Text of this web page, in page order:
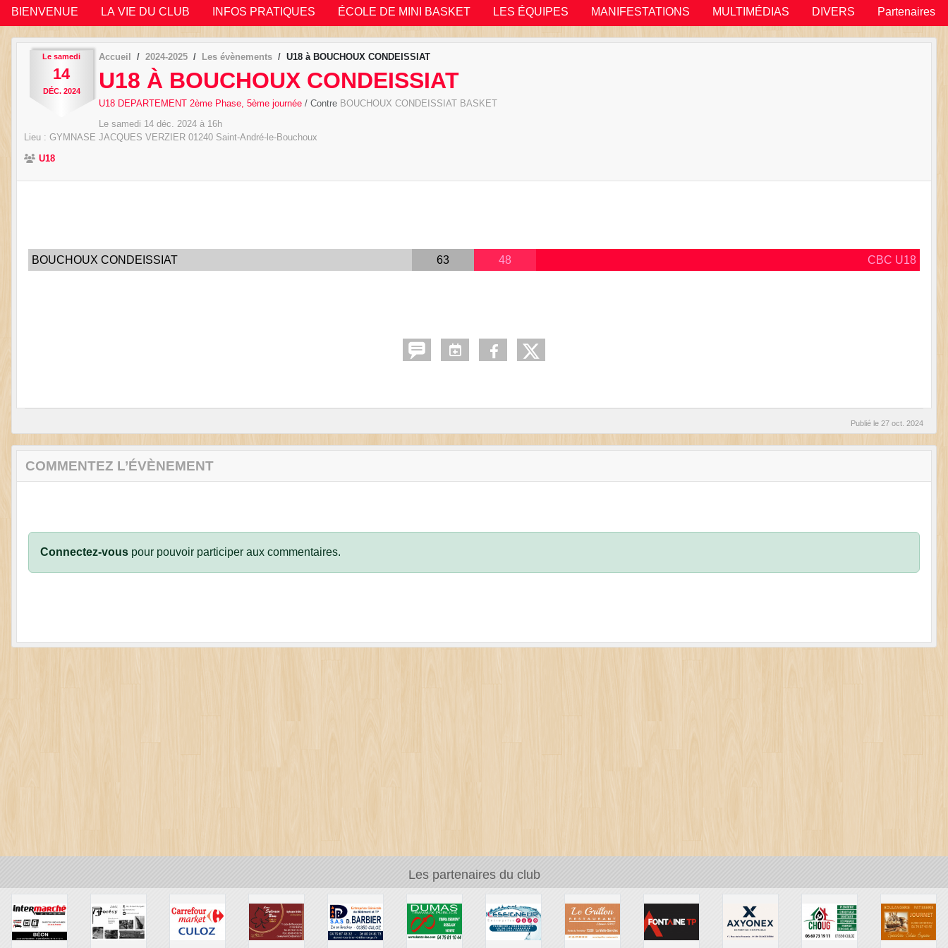
BIENVENUE LA VIE DU CLUB INFOS PRATIQUES ÉCOLE DE MINI BASKET LES ÉQUIPES MANIFESTATIONS MULTIMÉDIAS DIVERS Partenaires
Le samedi
14
DÉC. 2024
Accueil 2024-2025 Les évènements U18 à BOUCHOUX CONDEISSIAT
U18 À BOUCHOUX CONDEISSIAT
U18 DEPARTEMENT 2ème Phase, 5ème journée / Contre BOUCHOUX CONDEISSIAT BASKET
Le samedi 14 déc. 2024 à 16h
Lieu : GYMNASE JACQUES VERZIER 01240 Saint-André-le-Bouchoux
U18
BOUCHOUX CONDEISSIAT 63 48 CBC U18
Publié le 27 oct. 2024
COMMENTEZ L’ÉVÈNEMENT
Connectez-vous pour pouvoir participer aux commentaires.
Les partenaires du club